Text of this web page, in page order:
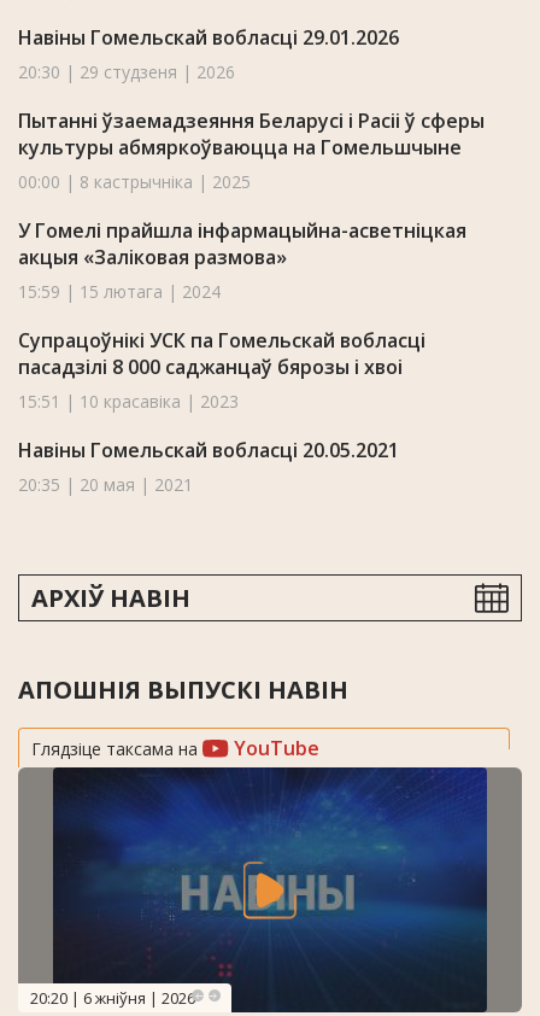
Навіны Гомельскай вобласці 29.01.2026
20:30 | 29 студзеня | 2026
Пытанні ўзаемадзеяння Беларусі і Расіі ў сферы
культуры абмяркоўваюцца на Гомельшчыне
00:00 | 8 кастрычніка | 2025
У Гомелі прайшла інфармацыйна-асветніцкая
акцыя «Заліковая размова»
15:59 | 15 лютага | 2024
Супрацоўнікі УСК па Гомельскай вобласці
пасадзілі 8 000 саджанцаў бярозы і хвоі
15:51 | 10 красавіка | 2023
Навіны Гомельскай вобласці 20.05.2021
20:35 | 20 мая | 2021
АРХІЎ НАВІН
АПОШНІЯ ВЫПУСКІ НАВІН
Глядзіце таксама на YouTube
20:20 | 6 жніўня | 2026